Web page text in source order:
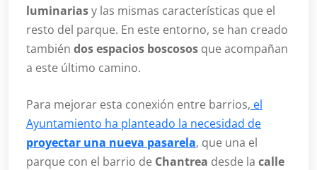
luminariasy las mismas características que el
resto del parque. En este entorno, se han creado
también dos espacios boscosos que acompañan
a este último camino.
Para mejorar esta conexión entre barrios, el
Ayuntamiento ha planteado la necesidad de
proyectar una nueva pasarela, que una el
parque con el barrio de Chantrea desde la calle